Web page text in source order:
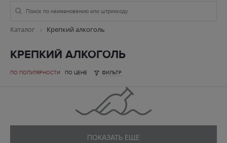
Каталог Крепкий алкоголь
КРЕПКИЙ АЛКОГОЛЬ
ПО ПОПУЛЯРНОСТИ ПО ЦЕНЕ ФИЛЬТР
ПОКАЗАТЬ ЕЩЕ